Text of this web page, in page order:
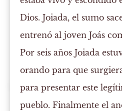
Dios. Joiada, el sumo
entrenó al joven Joás
Por seis años Joiada
orando para que
para presentar este
pueblo. Finalmente el